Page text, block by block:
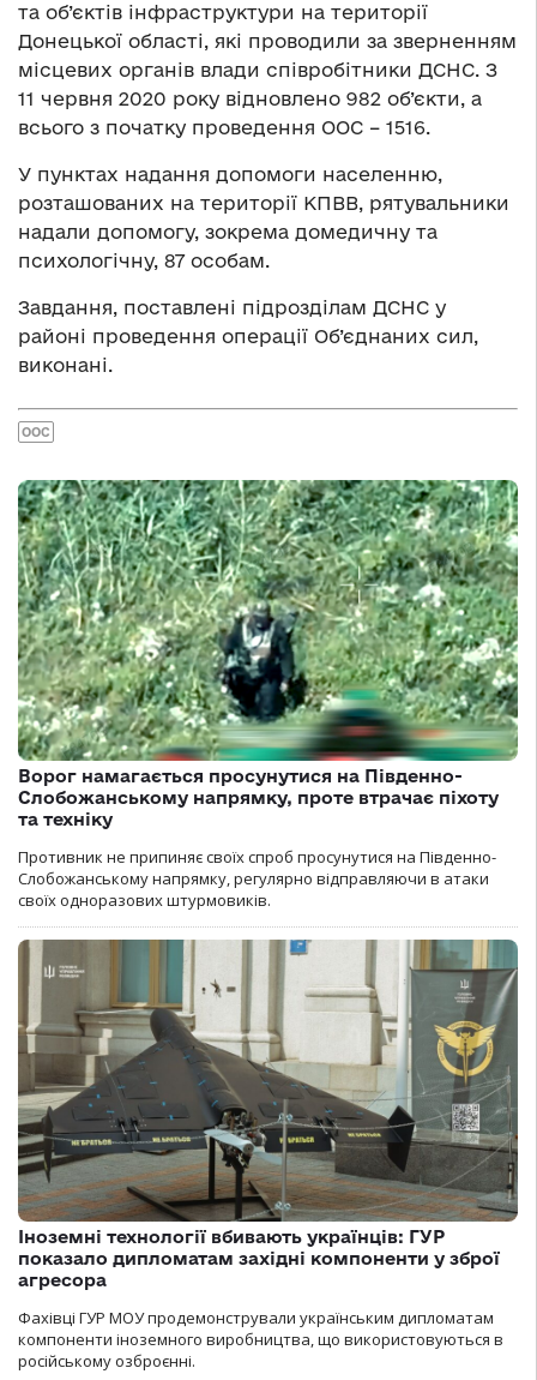
та об’єктів інфраструктури на території
Донецької області, які проводили за зверненням
місцевих органів влади співробітники ДСНС. З
11 червня 2020 року відновлено 982 об’єкти, а
всього з початку проведення ООС – 1516.
У пунктах надання допомоги населенню,
розташованих на території КПВВ, рятувальники
надали допомогу, зокрема домедичну та
психологічну, 87 особам.
Завдання, поставлені підрозділам ДСНС у
районі проведення операції Об’єднаних сил,
виконані.
ООС
Ворог намагається просунутися на Південно-
Слобожанському напрямку, проте втрачає піхоту
та техніку
Противник не припиняє своїх спроб просунутися на Південно-
Слобожанському напрямку, регулярно відправляючи в атаки
своїх одноразових штурмовиків.
Іноземні технології вбивають українців: ГУР
показало дипломатам західні компоненти у зброї
агресора
Фахівці ГУР МОУ продемонстрували українським дипломатам
компоненти іноземного виробництва, що використовуються в
російському озброєнні.